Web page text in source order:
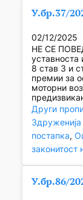
У.бр.37/
02/12/2025
НЕ СЕ
уставноста
8 став 3 и
премии за
моторни
Други
Здруженија
постапка,
законитост
У.бр.86/